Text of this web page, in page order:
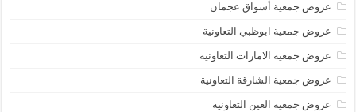
عروض جمعية أسواق عجمان
عروض جمعية ابوظبي التعاونية
عروض جمعية الامارات التعاونية
عروض جمعية الشارقة التعاونية
عروض جمعية العين التعاونية